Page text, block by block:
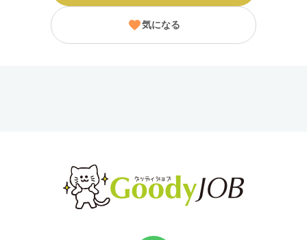
気になる